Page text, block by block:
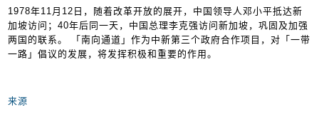
1978年11月12日，随着改革开放的展开，中国领导人邓小平抵达新
加坡访问；40年后同一天，中国总理李克强访问新加坡，巩固及加强
两国的联系。 「南向通道」作为中新第三个政府合作项目，对「一带
一路」倡议的发展，将发挥积极和重要的作用。
来源